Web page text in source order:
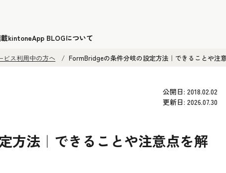
kintoneApp BLOGについて
ビス利用中の方へ FormBridgeの条件分岐の設定方法｜できることや注
公開日: 2018.02.02
更新日: 2026.07.30
方法｜できることや注意点を解